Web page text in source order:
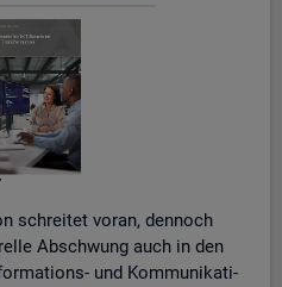
schrei­tet voran, den­noch
Ab­schwung auch in den
und Kom­mu­ni­ka­ti­